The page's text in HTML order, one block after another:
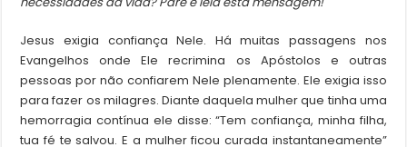
Jesus exigia confiança Nele. Há muitas passagens nos
Evangelhos onde Ele recrimina os Apóstolos e outras
pessoas por não confiarem Nele plenamente. Ele exigia isso
para fazer os milagres. Diante daquela mulher que tinha uma
hemorragia contínua ele disse: “Tem confiança, minha filha,
tua fé te salvou. E a mulher ficou curada instantaneamente”